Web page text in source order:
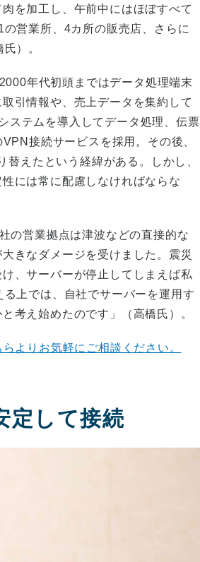
を加工し、午前中にはほぼすべて
営業所、4カ所の販売店、さらに
）。
年代初頭まではデータ処理端末
引情報や、売上データを集約して
ステムを導入してデータ処理、伝票
接続サービスを採用。その後、
えたという経緯がある。しかし、
には常に配慮しなければならな
の営業拠点は津波などの直接的な
きなダメージを受けました。震災
、サーバーが停止してしまえば私
上では、自社でサーバーを運用す
考え始めたのです」（高橋氏）。
らよりお気軽にご相談ください。
定して接続